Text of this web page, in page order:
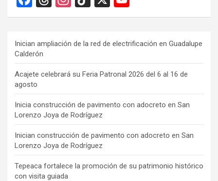
a
b
o
o
k
hr
a
d
s
st
gr
a
m
k
o
k
o
T
u
b
e
C
h
a
n
n
Inician ampliación de la red de electrificación en Guadalupe
Calderón
Acajete celebrará su Feria Patronal 2026 del 6 al 16 de
agosto
Inicia construcción de pavimento con adocreto en San
Lorenzo Joya de Rodríguez
Inician construcción de pavimento con adocreto en San
Lorenzo Joya de Rodríguez
Tepeaca fortalece la promoción de su patrimonio histórico
con visita guiada